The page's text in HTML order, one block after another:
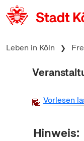
zum Inhalt springen
Leben in Köln
Vorlesen
Hinweis: